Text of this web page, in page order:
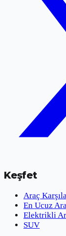
Keşfet
Araç
En Ucuz
Elektrikli
SUV